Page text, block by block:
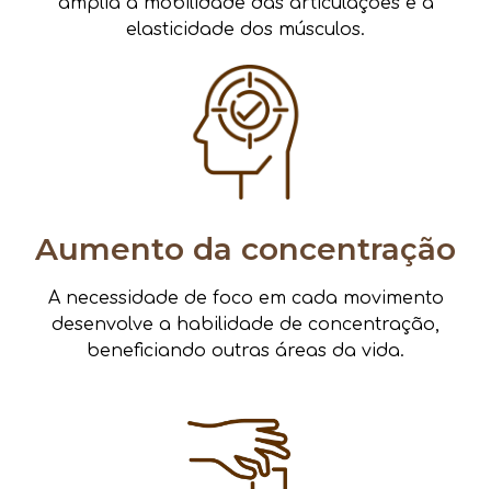
elasticidade dos músculos.
Aumento da concentração
A necessidade de foco em cada movimento
desenvolve a habilidade de concentração,
beneficiando outras áreas da vida.